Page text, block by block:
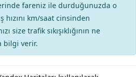
fareniz ile durduğunuzda o
hızını km/saat cinsinden
size trafik sıkışıklığının ne
bilgi verir.